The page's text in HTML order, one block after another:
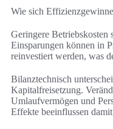
Wie sich
Geringere
Einsparungen können in
reinvestiert werden, was
Bilanztechnisch
Kapitalfreisetzung.
Umlaufvermögen und
Effekte beeinflussen